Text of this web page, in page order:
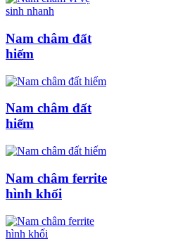
Nam châm đất
hiếm
Nam châm đất
hiếm
Nam châm ferrite
hình khối